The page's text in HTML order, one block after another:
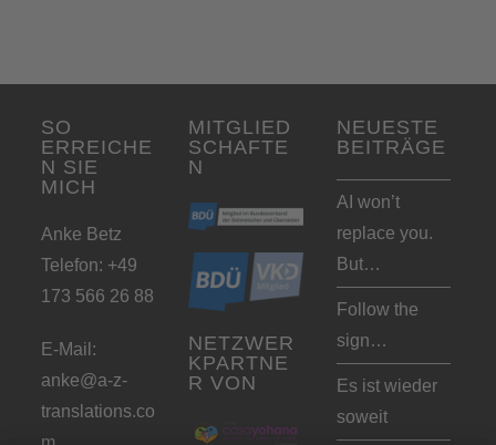
SO
ERREICHE
N SIE
MICH
Anke Betz
Telefon: +49
173 566 26 88
E-Mail:
anke@a-z-
translations.co
MITGLIED
SCHAFTE
N
NETZWER
KPARTNE
R VON
NEUESTE
BEITRÄGE
AI won’t
replace you.
But…
Follow the
sign…
Es ist wieder
soweit